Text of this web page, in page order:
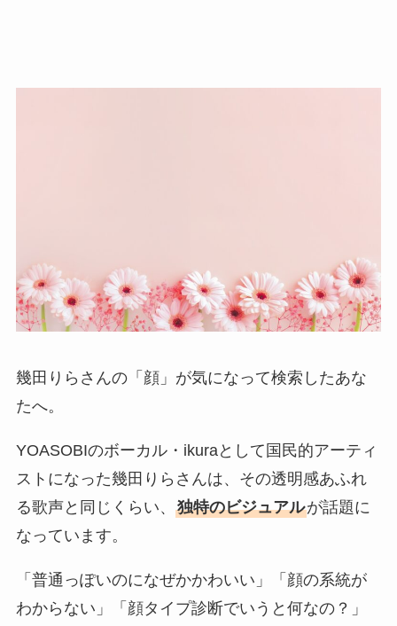
幾田りらさんの「顔」が気になって検索したあな
たへ。
YOASOBIのボーカル・ikuraとして国民的アーティ
ストになった幾田りらさんは、その透明感あふれ
る歌声と同じくらい、 独特のビジュアルが話題に
なっています。
「普通っぽいのになぜかかわいい」「顔の系統が
わからない」「顔タイプ診断でいうと何なの？」